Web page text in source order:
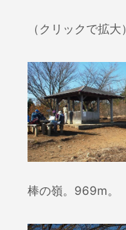
（クリックで拡大）
棒の嶺。969m。